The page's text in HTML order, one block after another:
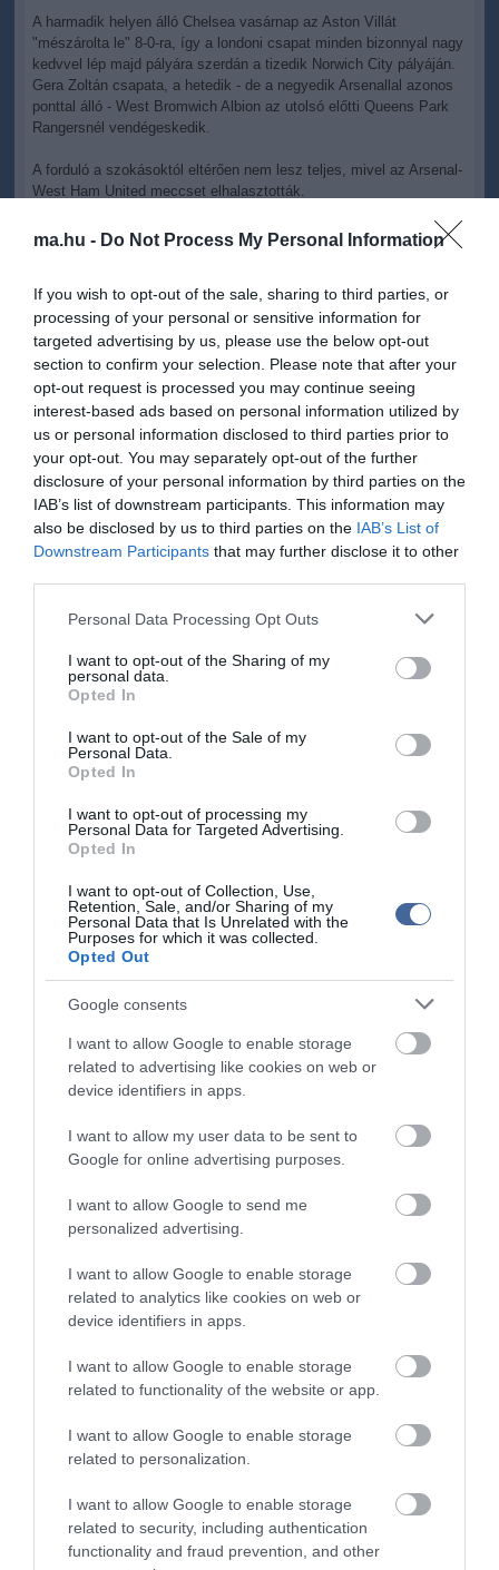
ma.hu - Do Not Process My Personal Information
If you wish to opt-out of the sale, sharing to third parties, or
processing of your personal or sensitive information for
targeted advertising by us, please use the below opt-out
section to confirm your selection. Please note that after your
opt-out request is processed you may continue seeing
interest-based ads based on personal information utilized by
us or personal information disclosed to third parties prior to
your opt-out. You may separately opt-out of the further
disclosure of your personal information by third parties on the
IAB’s list of downstream participants. This information may
also be disclosed by us to third parties on the IAB’s List of
Downstream Participants that may further disclose it to other
Please note that this website/app uses one or more Google
not limited to your visit or usage behaviour. You may click to
grant or deny consent to Google and its third-party tags to
use your data for below specified purposes in below Google
consent section.
Personal Data Processing Opt Outs
I want to opt-out of the Sharing of my
personal data.
Opted In
I want to opt-out of the Sale of my
Personal Data.
Opted In
I want to opt-out of processing my
Personal Data for Targeted Advertising.
Opted In
I want to opt-out of Collection, Use,
Retention, Sale, and/or Sharing of my
Personal Data that Is Unrelated with the
Purposes for which it was collected.
Opted Out
Google consents
I want to allow Google to enable storage
related to advertising like cookies on web or
device identifiers in apps.
I want to allow my user data to be sent to
Google for online advertising purposes.
I want to allow Google to send me
personalized advertising.
I want to allow Google to enable storage
related to analytics like cookies on web or
device identifiers in apps.
I want to allow Google to enable storage
related to functionality of the website or app.
I want to allow Google to enable storage
related to personalization.
I want to allow Google to enable storage
related to security, including authentication
functionality and fraud prevention, and other
A harmadik helyen álló Chelsea vasárnap az Aston Villát
"mészárolta le" 8-0-ra, így a londoni csapat minden bizonnyal nagy
kedvvel lép majd pályára szerdán a tizedik Norwich City pályáján.
Gera Zoltán csapata, a hetedik - de a negyedik Arsenallal azonos
ponttal álló - West Bromwich Albion az utolsó előtti Queens Park
Rangersnél vendégeskedik.
A forduló a szokásoktól eltérően nem lesz teljes, mivel az Arsenal-
West Ham United meccset elhalasztották.
Premier League, 19. forduló, szerda:
Fulham-Southampton 16.00
Manchester United-Newcastle United 16.00
Norwich City-Chelsea 16.00
Queens Park Rangers-West Bromwich Albion 16.00
Reading-Swansea City 16.00
Sunderland-Manchester City 16.00
Aston Villa-Tottenham Hotspur 18.30
Stoke City-Liverpool 20.45
Az állás:
1. Manchester United..............18............. 44-25 43 pont
2. Manchester City....................18..............34-15 39
3. Chelsea.................................17..............36-17 32
4. Arsenal...................................18..............32-18 30
6. Tottenham Hotspur..............18..............30-25 30
8. FC Liverpool..........................18..............27-23 25
9. Stoke City................................18............15-13 25
11. Swansea City........................18.............27-23 24
12. West Ham United................18.............22-22 23
13. Fulham..................................18.............28-33 20
15. Sunderland...........................18...........19-24 19
16. Aston Villa..............................18.......... 15-32 18
17. Southampton........................17............22-33 15
18. Wigan Athletic.......................18...........18-33 15
19. Queens Park Rangers........18...........15-31 10
20. Reading.................................18............21-37 9
Kapcsolódó írások:
Nyolcgólos Chelsea-gála
Gera gólja is kellett a WBA sikeréhez
Figyelem! A cikkhez hozzáfűzött hozzászólások nem a
publikációjával foglalkozik, a kommenteket nem tudja befolyásolni
- azok az olvasók személyes véleményét tartalmazzák.
tiszteletben tartásával kommenteljenek!